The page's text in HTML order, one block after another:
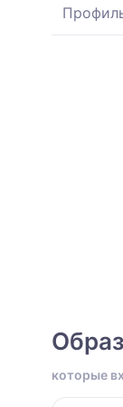
которые